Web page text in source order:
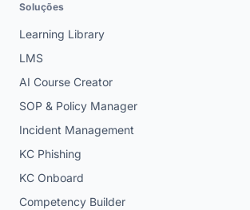
Soluções
Learning Library
LMS
AI Course Creator
SOP & Policy Manager
Incident Management
KC Phishing
KC Onboard
Competency Builder